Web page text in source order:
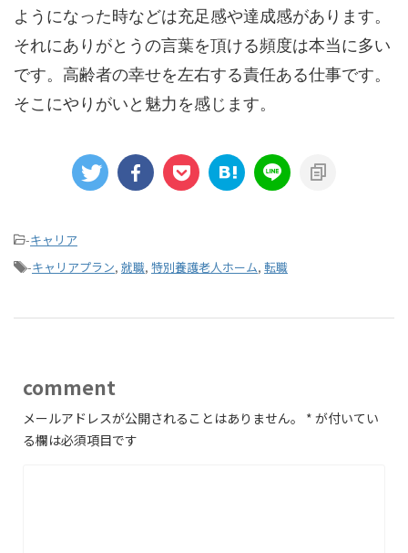
ようになった時などは充足感や達成感があります。
それにありがとうの言葉を頂ける頻度は本当に多い
です。高齢者の幸せを左右する責任ある仕事です。
そこにやりがいと魅力を感じます。
-キャリア
-キャリアプラン, 就職, 特別養護老人ホーム, 転職
comment
メールアドレスが公開されることはありません。 * が付いてい
る欄は必須項目です